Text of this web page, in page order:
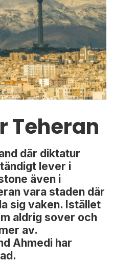
Teheran
där diktatur
lever i
även i
vara staden där
sig vaken. Istället
aldrig sover och
av.
Ahmedi har